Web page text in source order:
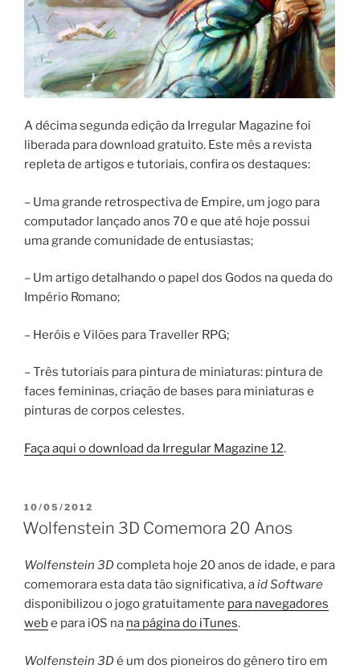
A décima segunda edição da Irregular Magazine foi
liberada para download gratuito. Este mês a revista
repleta de artigos e tutoriais, confira os destaques:
– Uma grande retrospectiva de Empire, um jogo para
computador lançado anos 70 e que até hoje possui
uma grande comunidade de entusiastas;
– Um artigo detalhando o papel dos Godos na queda do
Império Romano;
– Heróis e Vilões para Traveller RPG;
– Três tutoriais para pintura de miniaturas: pintura de
faces femininas, criação de bases para miniaturas e
pinturas de corpos celestes.
Faça aqui o download da Irregular Magazine 12.
PUBLICADO
EM
10/05/2012
Wolfenstein 3D Comemora 20 Anos
Wolfenstein 3Dcompleta hoje 20 anos de idade, e para
comemorara esta data tão significativa, aid Software
disponibilizou o jogo gratuitamente para navegadores
webe para iOS na na página do iTunes.
Wolfenstein 3Dé um dos pioneiros do gênero tiro em